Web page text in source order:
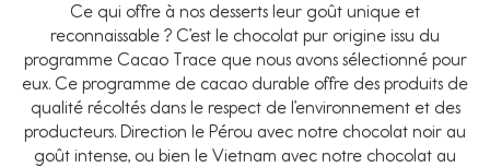
Ce qui offre à nos desserts leur goût unique et
reconnaissable ? C’est le chocolat pur origine issu du
programme Cacao Trace que nous avons sélectionné pour
eux. Ce programme de cacao durable offre des produits de
qualité récoltés dans le respect de l’environnement et des
producteurs. Direction le Pérou avec notre chocolat noir au
goût intense, ou bien le Vietnam avec notre chocolat au